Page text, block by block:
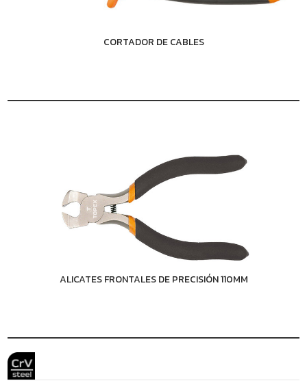
CORTADOR DE CABLES
ALICATES FRONTALES DE PRECISIÓN 110MM